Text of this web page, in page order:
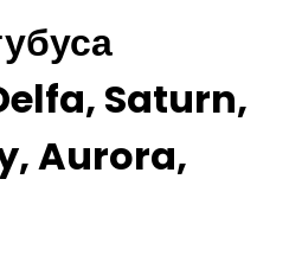
Saturn,
Aurora,